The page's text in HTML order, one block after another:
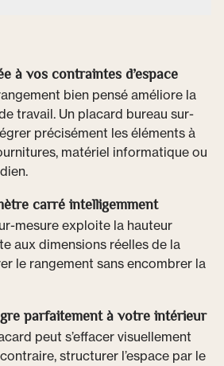
à vos contraintes d’espace
bien pensé améliore la
travail. Un placard bureau sur-
précisément les éléments à
matériel informatique ou
carré intelligemment
mesure exploite la hauteur
aux dimensions réelles de la
le rangement sans encombrer la
parfaitement à votre intérieur
peut s’effacer visuellement
structurer l’espace par le